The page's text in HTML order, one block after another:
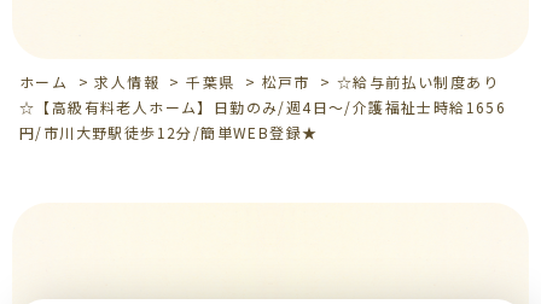
ホーム >求人情報 >千葉県 > 松戸市 >☆給与前払い制度あり
☆【高級有料老人ホーム】日勤のみ/週4日～/介護福祉士時給1656
円/市川大野駅徒歩12分/簡単WEB登録★